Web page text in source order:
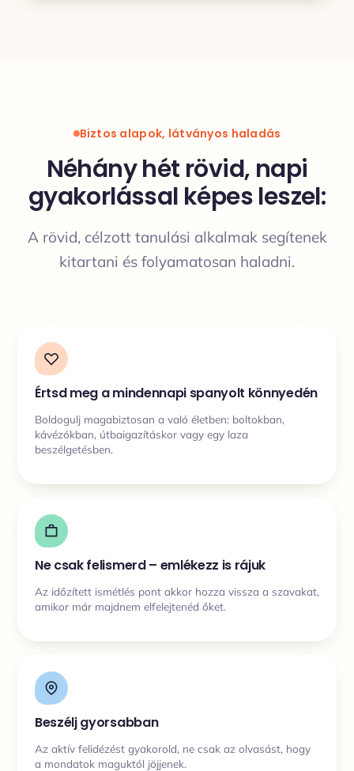
Biztos alapok, látványos haladás
Néhány hét rövid, napi
gyakorlással képes leszel:
A rövid, célzott tanulási alkalmak segítenek
kitartani és folyamatosan haladni.
Értsd meg a mindennapi spanyolt könnyedén
Boldogulj magabiztosan a való életben: boltokban,
kávézókban, útbaigazításkor vagy egy laza
beszélgetésben.
Ne csak felismerd – emlékezz is rájuk
Az időzített ismétlés pont akkor hozza vissza a szavakat,
amikor már majdnem elfelejtenéd őket.
Beszélj gyorsabban
Az aktív felidézést gyakorold, ne csak az olvasást, hogy
a mondatok maguktól jöjjenek.